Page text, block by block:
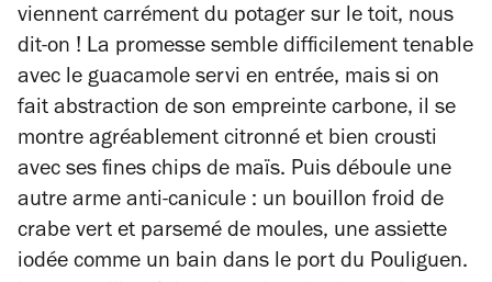
viennent carrément du potager sur le toit, nous
dit-on ! La promesse semble difficilement tenable
avec le guacamole servi en entrée, mais si on
fait abstraction de son empreinte carbone, il se
montre agréablement citronné et bien crousti
avec ses fines chips de maïs. Puis déboule une
autre arme anti-canicule : un bouillon froid de
crabe vert et parsemé de moules, une assiette
iodée comme un bain dans le port du Pouliguen.